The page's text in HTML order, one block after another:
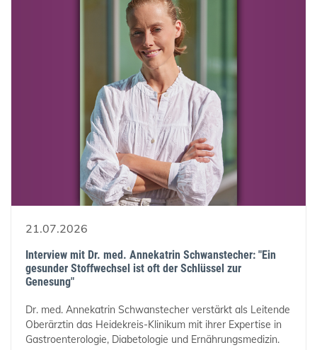
21.07.2026
Interview mit Dr. med. Annekatrin Schwanstecher: "Ein
gesunder Stoffwechsel ist oft der Schlüssel zur
Genesung"
Dr. med. Annekatrin Schwanstecher verstärkt als Leitende
Oberärztin das Heidekreis-Klinikum mit ihrer Expertise in
Gastroenterologie, Diabetologie und Ernährungsmedizin.